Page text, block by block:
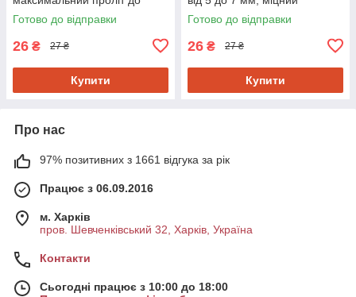
50м0
Готово до відправки
26 ₴ 27 ₴
Купити
пластик, навантаження до
1,8 кН0
Готово до відправки
26 ₴ 27 ₴
Купити
Про нас
97% позитивних з 1661 відгука за рік
Працює з 06.09.2016
м. Харків
пров. Шевченківський 32, Харків, Україна
Контакти
Сьогодні працює з 10:00 до 18:00